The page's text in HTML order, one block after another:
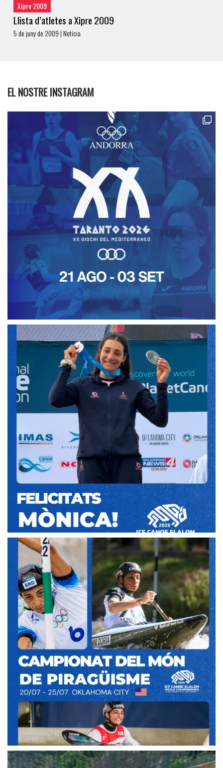
Xipre 2009
Llista d’atletes a Xipre 2009
5 de juny de 2009 | Notícia
EL NOSTRE INSTAGRAM